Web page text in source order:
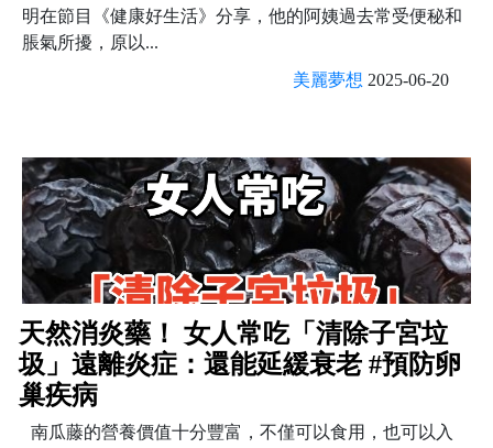
明在節目《健康好生活》分享，他的阿姨過去常受便秘和
脹氣所擾，原以...
美麗夢想 2025-06-20
天然消炎藥！ 女人常吃「清除子宮垃
圾」遠離炎症：還能延緩衰老 #預防卵
巢疾病
南瓜藤的營養價值十分豐富，不僅可以食用，也可以入